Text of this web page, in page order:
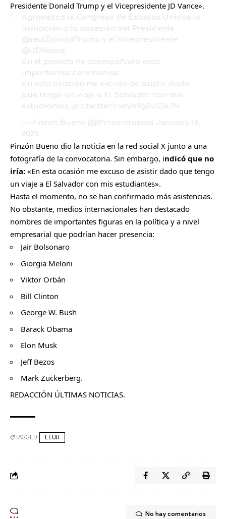
Presidente Donald Trump y el Vicepresidente JD Vance».
Agradezco al Congreso de Estados Unidos la
invitación a la posesión del Presidente
@realDonaldTrump y el Vicepresidente
@JDVance
En el pasado he acompañado esas
importantes ceremonias.
En esta ocasión me excuso de asistir dado
que tengo un viaje a El Salvador con mis
estudiantes. pic.twitter.com/s9g0uCIk7N
— Pinzón Bueno (@PinzonBueno) January 16,
2025
Pinzón Bueno dio la noticia en la red social X junto a una
fotografía de la convocatoria. Sin embargo, indicó que no
iría: «En esta ocasión me excuso de asistir dado que tengo
un viaje a El Salvador con mis estudiantes».
Hasta el momento, no se han confirmado más asistencias.
No obstante, medios internacionales han destacado
nombres de importantes figuras en la política y a nivel
empresarial que podrían hacer presencia:
Jair Bolsonaro
Giorgia Meloni
Viktor Orbán
Bill Clinton
George W. Bush
Barack Obama
Elon Musk
Jeff Bezos
Mark Zuckerberg.
REDACCIÓN ÚLTIMAS NOTICIAS.
TAGGED: EEUU
No hay comentarios